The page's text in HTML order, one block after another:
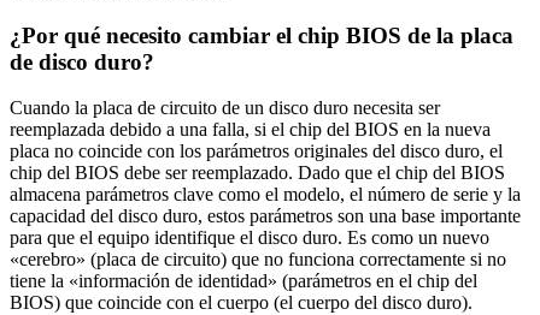
¿Por qué necesito cambiar el chip BIOS de la placa
de disco duro?
Cuando la placa de circuito de un disco duro necesita ser
reemplazada debido a una falla, si el chip del BIOS en la nueva
placa no coincide con los parámetros originales del disco duro, el
chip del BIOS debe ser reemplazado. Dado que el chip del BIOS
almacena parámetros clave como el modelo, el número de serie y la
capacidad del disco duro, estos parámetros son una base importante
para que el equipo identifique el disco duro. Es como un nuevo
«cerebro» (placa de circuito) que no funciona correctamente si no
tiene la «información de identidad» (parámetros en el chip del
BIOS) que coincide con el cuerpo (el cuerpo del disco duro).